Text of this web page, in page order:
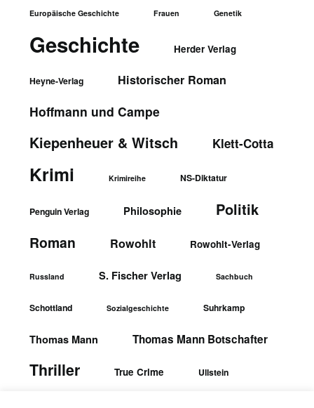
Europäische Geschichte Frauen Genetik
Geschichte Herder Verlag
Heyne-Verlag Historischer Roman
Hoffmann und Campe
Kiepenheuer & Witsch Klett-Cotta
Krimi Krimireihe NS-Diktatur
Penguin Verlag Philosophie Politik
Roman Rowohlt Rowohlt-Verlag
Russland S. Fischer Verlag Sachbuch
Schottland Sozialgeschichte Suhrkamp
Thomas Mann Thomas Mann Botschafter
Thriller True Crime Ullstein